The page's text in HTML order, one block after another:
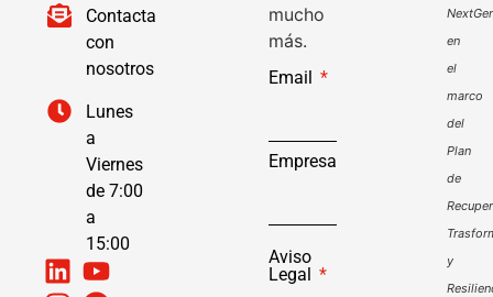
Contacta
con
nosotros
Lunes
a
Viernes
de 7:00
a
15:00
mucho
más.
Email
Empresa
Aviso
Legal
en
el
marco
del
Plan
de
y